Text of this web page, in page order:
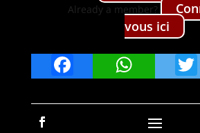
Already a mem­ber?
vous ici
Facebook